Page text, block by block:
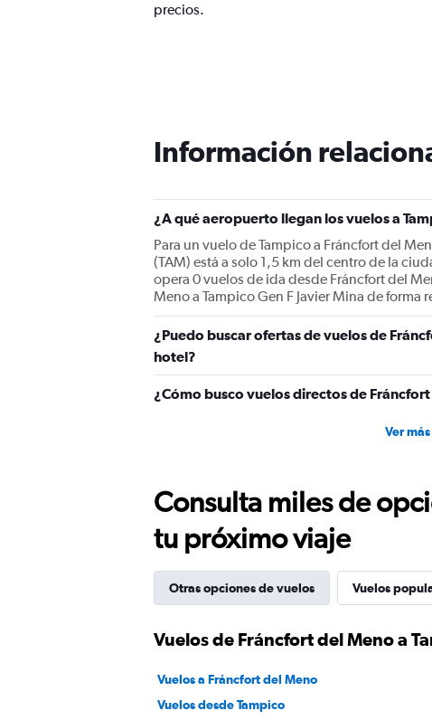
precios.
Información
¿A qué aeropuerto llegan los vuelos a
Para un vuelo de Tampico a Fráncfort del
(TAM) está a solo 1,5 km del centro de la
opera 0 vuelos de ida desde Fráncfort del
Meno a Tampico Gen F Javier Mina de forma
¿Puedo buscar ofertas de vuelos de
hotel?
¿Cómo busco vuelos directos de
Ver
Consulta miles de
tu próximo viaje
Otras opciones de vuelos Vuelos
Vuelos de Fráncfort del Meno a
Vuelos a Fráncfort del Meno
Vuelos desde Tampico